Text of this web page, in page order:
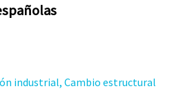
industrial, Cambio estructural